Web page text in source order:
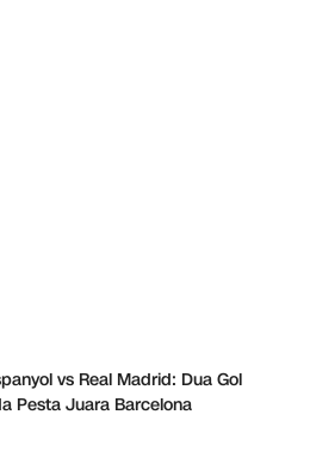
vs Real Madrid: Dua Gol
Pesta Juara Barcelona